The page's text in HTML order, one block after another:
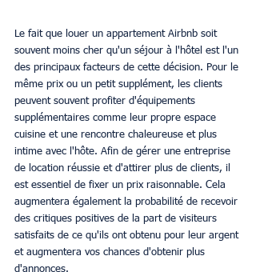
Le fait que louer un appartement Airbnb soit
souvent moins cher qu'un séjour à l'hôtel est l'un
des principaux facteurs de cette décision. Pour le
même prix ou un petit supplément, les clients
peuvent souvent profiter d'équipements
supplémentaires comme leur propre espace
cuisine et une rencontre chaleureuse et plus
intime avec l'hôte. Afin de gérer une entreprise
de location réussie et d'attirer plus de clients, il
est essentiel de fixer un prix raisonnable. Cela
augmentera également la probabilité de recevoir
des critiques positives de la part de visiteurs
satisfaits de ce qu'ils ont obtenu pour leur argent
et augmentera vos chances d'obtenir plus
d'annonces.